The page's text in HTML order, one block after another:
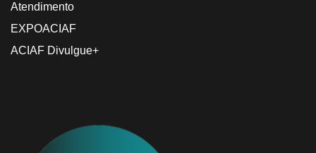
Atendimento
EXPOACIAF
ACIAF Divulgue+